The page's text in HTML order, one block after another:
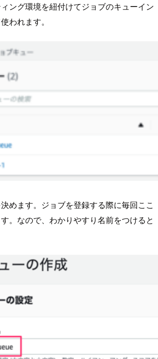
ング環境を紐付けてジョブのキューイン
われます。
めます。ジョブを登録する際に毎回ここ
。なので、わかりやすり名前をつけると